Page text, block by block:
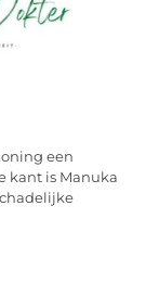
een
kant is Manuka